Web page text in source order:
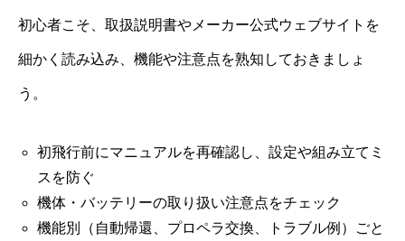
初心者こそ、取扱説明書やメーカー公式ウェブサイトを
細かく読み込み、機能や注意点を熟知しておきましょ
う。
初飛行前にマニュアルを再確認し、設定や組み立てミ
スを防ぐ
機体・バッテリーの取り扱い注意点をチェック
機能別（自動帰還、プロペラ交換、トラブル例）ごと